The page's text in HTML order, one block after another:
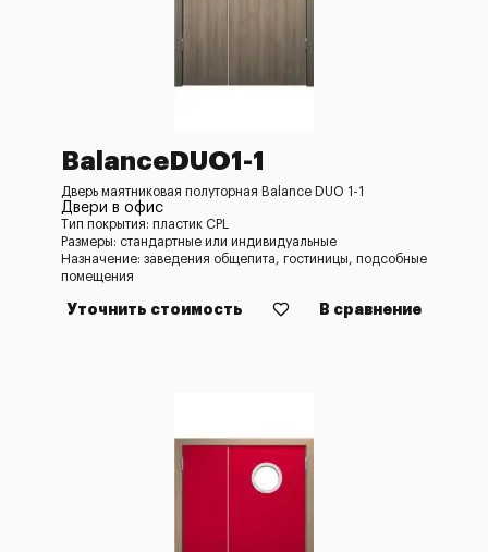
BalanceDUO1-1
Дверь маятниковая полуторная Balance DUO 1-1
Двери в офис
Тип покрытия: пластик CPL
Размеры: стандартные или индивидуальные
Назначение: заведения общепита, гостиницы, подсобные
помещения
Уточнить стоимость В сравнение